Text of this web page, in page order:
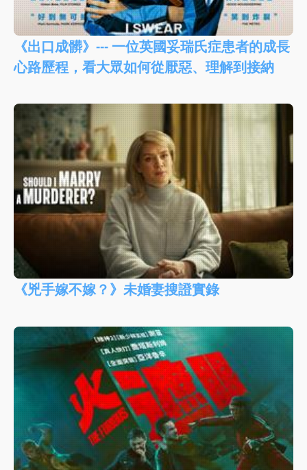
《出口成髒》--- 一位英國妥瑞氏症患者的成長
心路歷程，看大眾如何從厭惡、理解到接納
《兇手嫁不嫁？》未婚妻搜證實錄